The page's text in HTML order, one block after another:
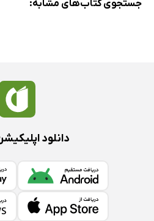
جستجوی کتاب‌های مشابه:
دانلود